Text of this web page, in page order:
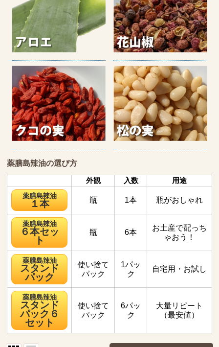
薬膳島辣油の選び方
外観 入数 用途
薬膳島辣油
１本 瓶 1本 瓶がおしゃれ
薬膳島辣油
６本セッ
ト
瓶 6本
お土産で配っち
ゃおう！
薬膳島辣油
スタンド
パック
使い捨て
パック
1パッ
ク
自宅用・お試し
薬膳島辣油
スタンド
パック６
セット
使い捨て
パック
6パッ
ク
大量リピート
（最安値）